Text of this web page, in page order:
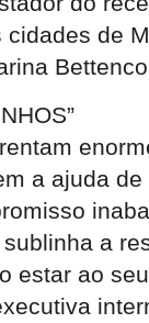
de
a ajuda
a
estar ao